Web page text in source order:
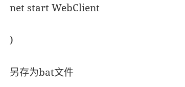
net start WebClient
)
另存为bat文件